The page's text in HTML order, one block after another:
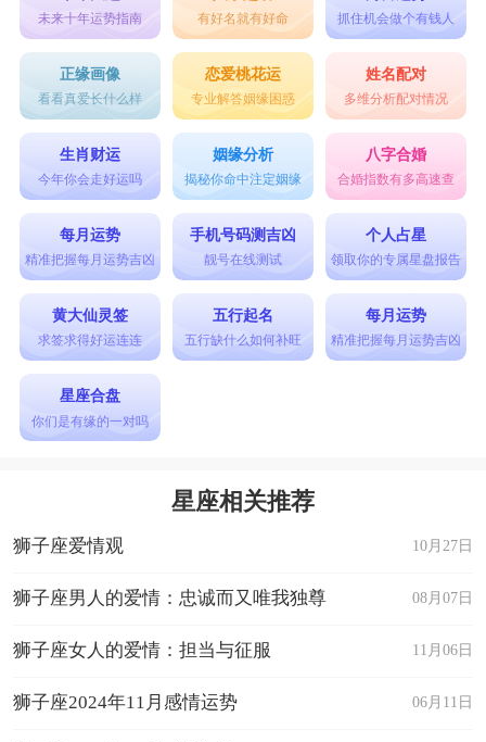
未来十年运势指南 有好名就有好命 抓住机会做个有钱人
正缘画像
看看真爱长什么样
恋爱桃花运
专业解答姻缘困惑
姓名配对
多维分析配对情况
生肖财运
今年你会走好运吗
姻缘分析
揭秘你命中注定姻缘
八字合婚
合婚指数有多高速查
每月运势
精准把握每月运势吉凶
手机号码测吉凶
靓号在线测试
个人占星
领取你的专属星盘报告
黄大仙灵签
求签求得好运连连
五行起名
五行缺什么如何补旺
每月运势
精准把握每月运势吉凶
星座合盘
你们是有缘的一对吗
星座相关推荐
10月27日
狮子座爱情观
08月07日
狮子座男人的爱情：忠诚而又唯我独尊
11月06日
狮子座女人的爱情：担当与征服
06月11日
狮子座2024年11月感情运势